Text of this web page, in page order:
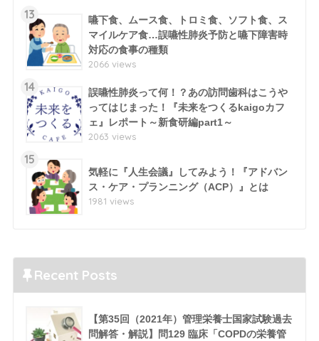
13
嚥下食、ムース食、トロミ食、ソフト食、ス
マイルケア食…誤嚥性肺炎予防と嚥下障害時
対応の食事の種類
2066 views
14
誤嚥性肺炎って何！？あの訪問歯科はこうや
ってはじまった！『未来をつくるkaigoカフ
ェ』レポート～新食研編part1～
2063 views
15
気軽に『人生会議』してみよう！『アドバン
ス・ケア・プランニング（ACP）』とは
1981 views
Recent Posts
【第35回（2021年）管理栄養士国家試験過去
問解答・解説】問129 臨床「COPDの栄養管